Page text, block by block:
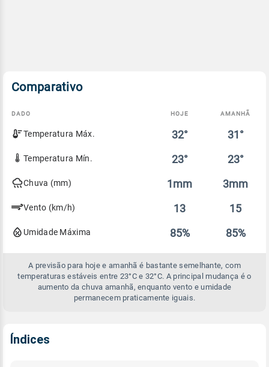
Comparativo
Comparativo
entre
previsão
hoje
DADO HOJE AMANHÃ
Temperatura Máx. 32° 31°
Temperatura Mín. 23° 23°
Chuva (mm) 1mm 3mm
Vento (km/h) 13 15
Umidade Máxima 85% 85%
A previsão para hoje e amanhã é bastante semelhante, com
temperaturas estáveis entre 23°C e 32°C. A principal mudança é o
aumento da chuva amanhã, enquanto vento e umidade
permanecem praticamente iguais.
Índices